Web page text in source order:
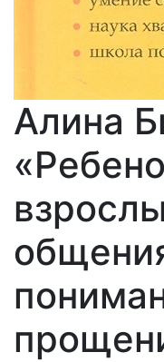
Алина